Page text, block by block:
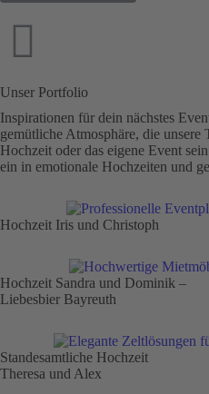
Unser Portfolio
Inspirationen für dein nächstes
gemütliche Atmosphäre, die
Hochzeit oder das eigene Event
ein in emotionale Hochzeiten und
Hochzeit Iris und Christoph
Hochzeit Sandra und Dominik –
Liebesbier Bayreuth
Standesamtliche Hochzeit
Theresa und Alex